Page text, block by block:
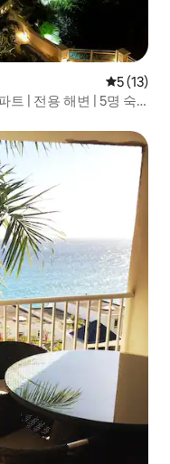
평점 5점
5 (13)
트 | 전용 해변 | 5명 숙